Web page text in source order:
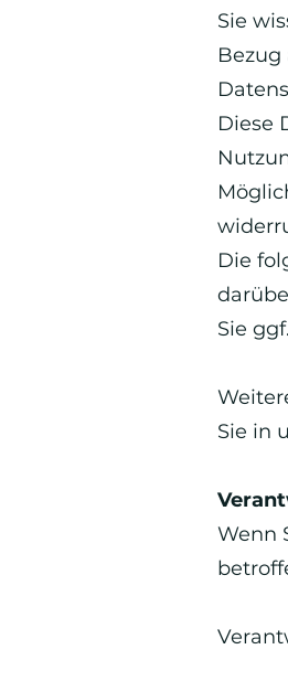
Sie
Diese
Die
Sie
Sie in
Wenn